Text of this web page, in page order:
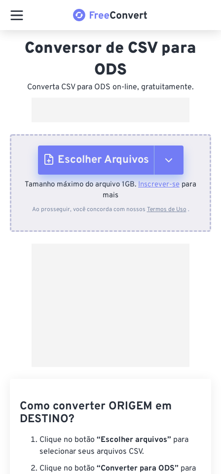
Conversor de CSV para
ODS
Converta CSV para ODS on-line, gratuitamente.
Escolher Arquivos
Do dispositivo
Tamanho máximo do arquivo 1GB. Inscrever-se para
mais
Ao prosseguir, você concorda com nossos Termos de Uso .
Como converter ORIGEM em
DESTINO?
Clique no botão “Escolher arquivos” para
selecionar seus arquivos CSV.
Clique no botão “Converter para ODS” para